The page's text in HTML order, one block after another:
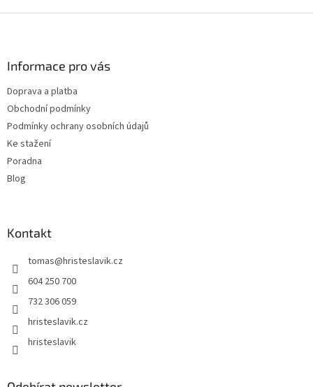
Informace pro vás
Doprava a platba
Obchodní podmínky
Podmínky ochrany osobních údajů
Ke stažení
Poradna
Blog
Kontakt
tomas@hristeslavik.cz
604 250 700
732 306 059
hristeslavik.cz
hristeslavik